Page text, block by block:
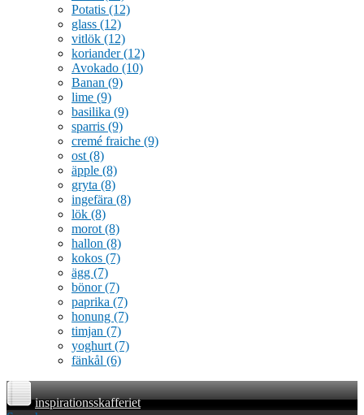
Potatis (12)
glass (12)
vitlök (12)
koriander(12)
Avokado (10)
Banan (9)
lime (9)
basilika (9)
sparris (9)
cremé fraiche (9)
ost (8)
äpple (8)
gryta (8)
ingefära (8)
lök (8)
morot (8)
hallon (8)
kokos (7)
ägg (7)
bönor(7)
paprika (7)
honung (7)
timjan (7)
yoghurt (7)
fänkål (6)
inspirationsskafferiet